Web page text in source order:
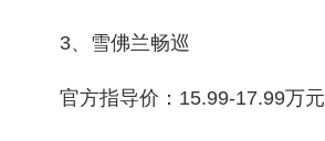
3、雪佛兰畅巡
官方指导价：15.99-17.99万元